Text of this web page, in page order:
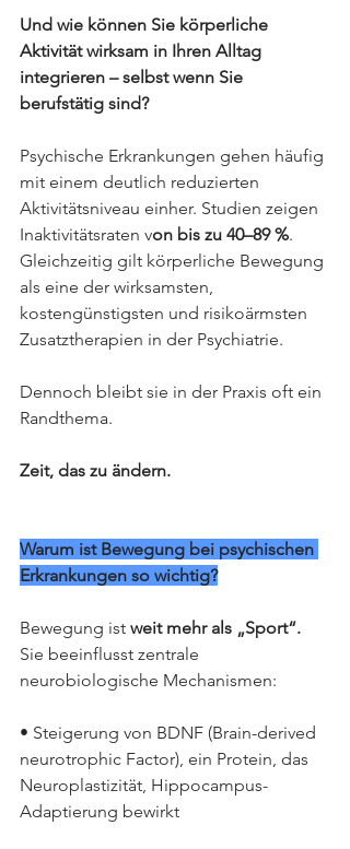
Und wie können Sie körperliche
Aktivität wirksam in Ihren Alltag
integrieren – selbst wenn Sie
berufstätig sind?
Psychische Erkrankungen gehen häufig
mit einem deutlich reduzierten
Aktivitätsniveau einher. Studien zeigen
Inaktivitätsraten von bis zu 40–89 %.
Gleichzeitig gilt körperliche Bewegung
als eine der wirksamsten,
kostengünstigsten und risikoärmsten
Zusatztherapien in der Psychiatrie.
Dennoch bleibt sie in der Praxis oft ein
Randthema.
Zeit, das zu ändern.
Warum ist Bewegung bei psychischen
Erkrankungen so wichtig?
Bewegung ist weit mehr als „Sport“.
Sie beeinflusst zentrale
neurobiologische Mechanismen:
• Steigerung von BDNF (Brain-derived
neurotrophic Factor), ein Protein, das
Neuroplastizität, Hippocampus-
Adaptierung bewirkt